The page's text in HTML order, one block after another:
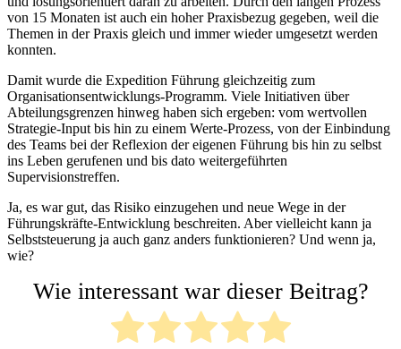
von 15 Monaten ist auch ein hoher Praxisbezug gegeben, weil die
Themen in der Praxis gleich und immer wieder umgesetzt werden
konnten.
Damit wurde die Expedition Führung gleichzeitig zum
Organisationsentwicklungs-Programm. Viele Initiativen über
Abteilungsgrenzen hinweg haben sich ergeben: vom wertvollen
Strategie-Input bis hin zu einem Werte-Prozess, von der Einbindung
des Teams bei der Reflexion der eigenen Führung bis hin zu selbst
ins Leben gerufenen und bis dato weitergeführten
Supervisionstreffen.
Ja, es war gut, das Risiko einzugehen und neue Wege in der
Führungskräfte-Entwicklung beschreiten. Aber vielleicht kann ja
Selbststeuerung ja auch ganz anders funktionieren? Und wenn ja,
wie?
Wie interessant war dieser Beitrag?